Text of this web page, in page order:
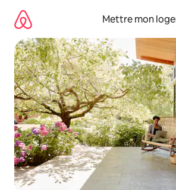
directement
contenu
Mettre mon